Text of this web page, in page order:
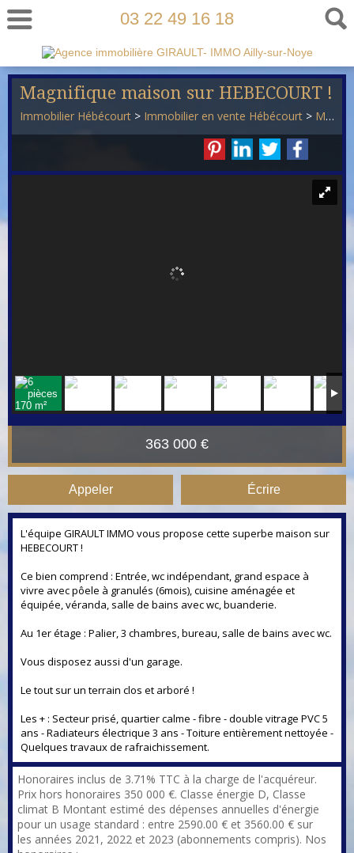
03 22 49 16 18
Magnifique maison sur HEBECOURT !
Immobilier Hébécourt > Immobilier en vente Hébécourt > Maison Traditionnelle en vente Hébécourt
363 000 €
Appeler Écrire
L'équipe GIRAULT IMMO vous propose cette superbe maison sur
HEBECOURT !
Ce bien comprend : Entrée, wc indépendant, grand espace à
vivre avec pôele à granulés (6mois), cuisine aménagée et
équipée, véranda, salle de bains avec wc, buanderie.
Au 1er étage : Palier, 3 chambres, bureau, salle de bains avec wc.
Vous disposez aussi d'un garage.
Le tout sur un terrain clos et arboré !
Les + : Secteur prisé, quartier calme - fibre - double vitrage PVC 5
ans - Radiateurs électrique 3 ans - Toiture entièrement nettoyée -
Quelques travaux de rafraichissement.
Honoraires inclus de 3.71% TTC à la charge de l'acquéreur.
Prix hors honoraires 350 000 €. Classe énergie D, Classe
climat B Montant estimé des dépenses annuelles d'énergie
pour un usage standard : entre 2590.00 € et 3560.00 € sur
les années 2021, 2022 et 2023 (abonnements compris). Nos